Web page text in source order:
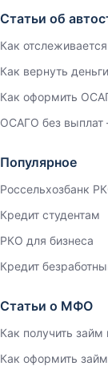
Статьи об
Как
Как вернуть
Как оформить
ОСАГО без выплат
Популярное
Россельхозбанк
Кредит студентам
РКО для бизнеса
Кредит
Статьи о МФО
Как получить займ
Как оформить